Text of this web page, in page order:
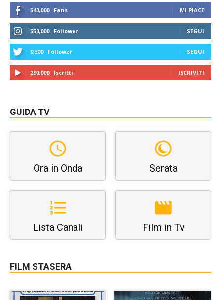
540,000 Fans MI PIACE
550,000 Follower SEGUI
9,300 Follower SEGUI
290,000 Iscritti ISCRIVITI
GUIDA TV
Ora in Onda Serata
Lista Canali Film in Tv
FILM STASERA